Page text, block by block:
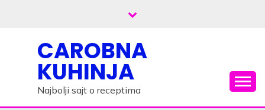
CAROBNA
KUHINJA
Najbolji sajt o receptima